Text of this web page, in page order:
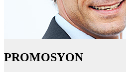
PROMOSYON